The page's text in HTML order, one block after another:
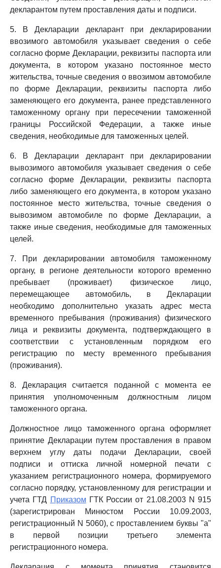
декларантом путем проставления даты и подписи.
5. В Декларации декларант при декларировании
ввозимого автомобиля указывает сведения о себе
согласно форме Декларации, реквизиты паспорта или
документа, в котором указано постоянное место
жительства, точные сведения о ввозимом автомобиле
по форме Декларации, реквизиты паспорта либо
заменяющего его документа, ранее представленного
таможенному органу при пересечении таможенной
границы Российской Федерации, а также иные
сведения, необходимые для таможенных целей.
6. В Декларации декларант при декларировании
вывозимого автомобиля указывает сведения о себе
согласно форме Декларации, реквизиты паспорта
либо заменяющего его документа, в котором указано
постоянное место жительства, точные сведения о
вывозимом автомобиле по форме Декларации, а
также иные сведения, необходимые для таможенных
целей.
7. При декларировании автомобиля таможенному
органу, в регионе деятельности которого временно
пребывает (проживает) физическое лицо,
перемещающее автомобиль, в Декларации
необходимо дополнительно указать адрес места
временного пребывания (проживания) физического
лица и реквизиты документа, подтверждающего в
соответствии с установленным порядком его
регистрацию по месту временного пребывания
(проживания).
8. Декларация считается поданной с момента ее
принятия уполномоченным должностным лицом
таможенного органа.
Должностное лицо таможенного органа оформляет
принятие Декларации путем проставления в правом
верхнем углу даты подачи Декларации, своей
подписи и оттиска личной номерной печати с
указанием регистрационного номера, формируемого
согласно порядку, установленному для регистрации и
учета ГТД Приказом ГТК России от 21.08.2003 N 915
(зарегистрирован Минюстом России 10.09.2003,
регистрационный N 5060), с проставлением буквы "а"
в первой позиции третьего элемента
регистрационного номера.